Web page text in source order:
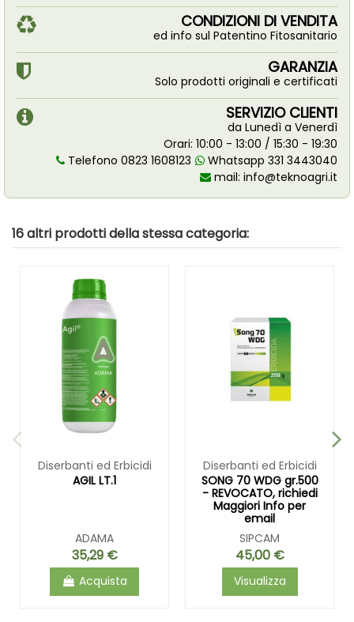
CONDIZIONI DI VENDITA
ed info sul Patentino Fitosanitario
GARANZIA
Solo prodotti originali e certificati
SERVIZIO CLIENTI
da Lunedì a Venerdì
Orari: 10:00 - 13:00 / 15:30 - 19:30
Telefono 0823 1608123
Whatsapp 331 3443040
mail: info@teknoagri.it
16 altri prodotti della stessa categoria:
Diserbanti ed Erbicidi
AGIL LT.1
ADAMA
35,29 €
Acquista
Diserbanti ed Erbicidi
SONG 70 WDG gr.500
- REVOCATO, richiedi
Maggiori Info per
email
SIPCAM
45,00 €
Visualizza